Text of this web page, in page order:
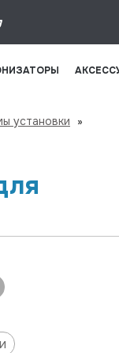
установки
»